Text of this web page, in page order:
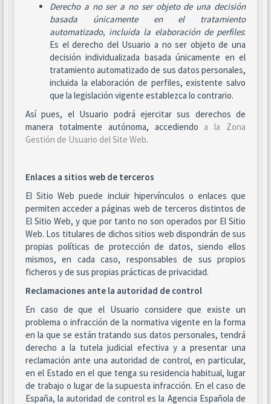
Derecho a no ser a no ser objeto de una decisión
basada únicamente en el tratamiento
automatizado, incluida la elaboración de perfiles:
Es el derecho del Usuario a no ser objeto de una
decisión individualizada basada únicamente en el
tratamiento automatizado de sus datos personales,
incluida la elaboración de perfiles, existente salvo
que la legislación vigente establezca lo contrario.
Así pues, el Usuario podrá ejercitar sus derechos de
manera totalmente autónoma, accediendo a la Zona
Gestión de Usuario del Site Web.
Enlaces a sitios web de terceros
El Sitio Web puede incluir hipervínculos o enlaces que
permiten acceder a páginas web de terceros distintos de
El Sitio Web, y que por tanto no son operados por El Sitio
Web. Los titulares de dichos sitios web dispondrán de sus
propias políticas de protección de datos, siendo ellos
mismos, en cada caso, responsables de sus propios
ficheros y de sus propias prácticas de privacidad.
Reclamaciones ante la autoridad de control
En caso de que el Usuario considere que existe un
problema o infracción de la normativa vigente en la forma
en la que se están tratando sus datos personales, tendrá
derecho a la tutela judicial efectiva y a presentar una
reclamación ante una autoridad de control, en particular,
en el Estado en el que tenga su residencia habitual, lugar
de trabajo o lugar de la supuesta infracción. En el caso de
España, la autoridad de control es la Agencia Española de